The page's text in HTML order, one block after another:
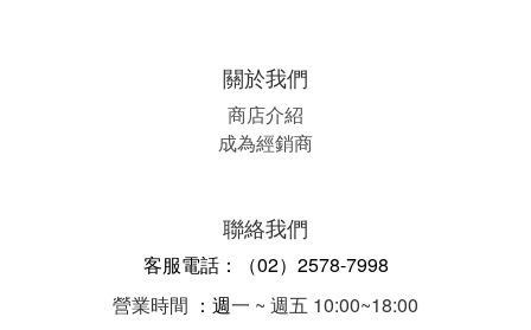
關於我們
商店介紹
成為經銷商
聯絡我們
客服電話：（02）2578-7998
營業時間 ：週一 ~ 週五 10:00~18:00